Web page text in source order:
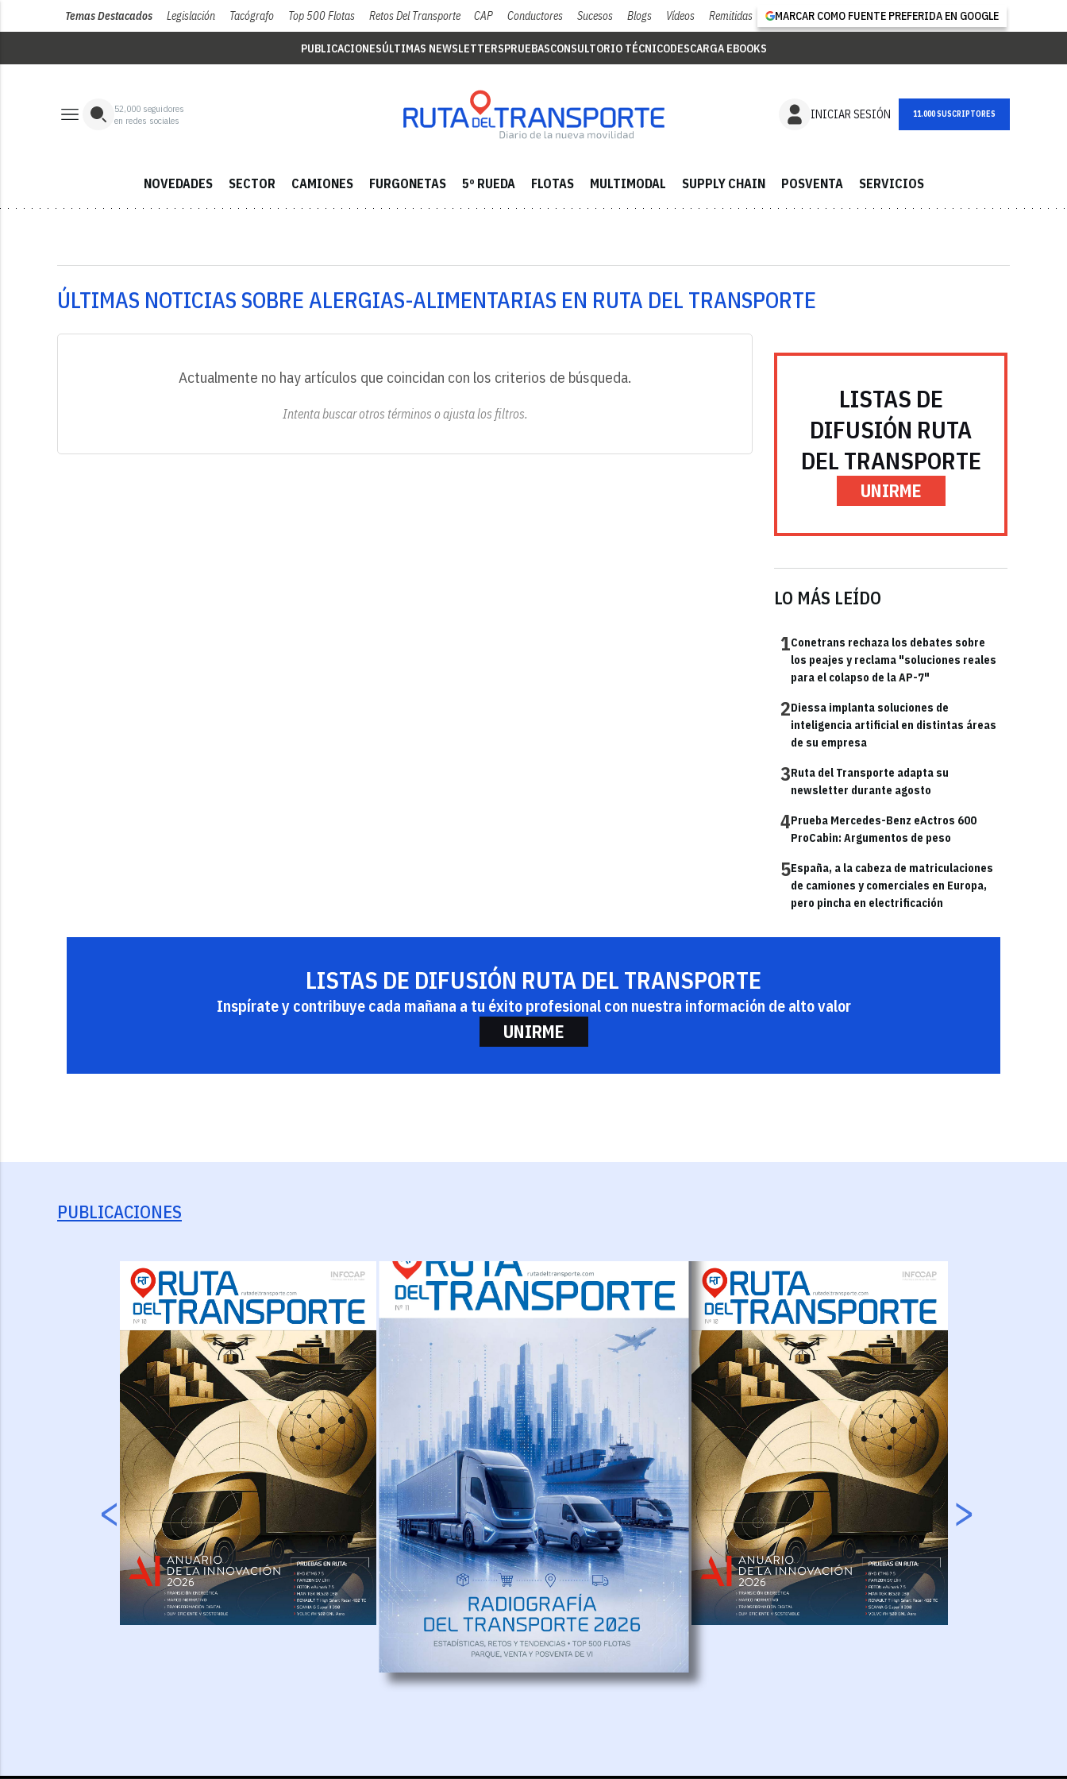
Temas Destacados Legislación Tacógrafo Top 500 Flotas Retos Del Transporte CAP Conductores Sucesos Blogs Vídeos Remitidas MARCAR COMO FUENTE PREFERIDA EN GOOGLE
PUBLICACIONESÚLTIMAS NEWSLETTERSPRUEBASCONSULTORIO TÉCNICODESCARGA EBOOKS
52,000 seguidores
en redes sociales
INICIAR SESIÓN NEWSLETTER
NOVEDADES SECTOR CAMIONES FURGONETAS 5º RUEDA FLOTAS MULTIMODAL SUPPLY CHAIN POSVENTA SERVICIOS
ÚLTIMAS NOTICIAS SOBRE ALERGIAS-ALIMENTARIAS EN RUTA DEL TRANSPORTE
Actualmente no hay artículos que coincidan con los criterios de búsqueda.
Intenta buscar otros términos o ajusta los filtros.
LISTAS DE
DIFUSIÓN RUTA
DEL TRANSPORTE
UNIRME
LO MÁS LEÍDO
1Conetrans rechaza los debates sobre
los peajes y reclama "soluciones reales
para el colapso de la AP-7"
2Diessa implanta soluciones de
inteligencia artificial en distintas áreas
de su empresa
3Ruta del Transporte adapta su
newsletter durante agosto
4Prueba Mercedes-Benz eActros 600
ProCabin: Argumentos de peso
5España, a la cabeza de matriculaciones
de camiones y comerciales en Europa,
pero pincha en electrificación
LISTAS DE DIFUSIÓN RUTA DEL TRANSPORTE
Inspírate y contribuye cada mañana a tu éxito profesional con nuestra información de alto valor
UNIRME
PUBLICACIONES